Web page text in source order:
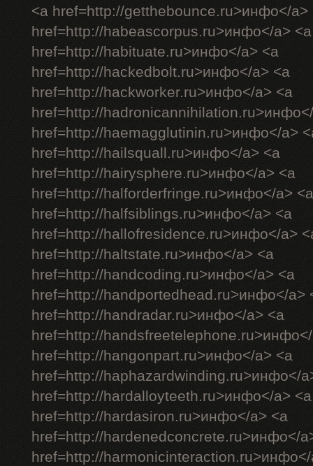
<a href=http://getthebounce.ru>инфо</a>
href=http://habeascorpus.ru>инфо</a> <a
href=http://habituate.ru>инфо</a> <a
href=http://hackedbolt.ru>инфо</a> <a
href=http://hackworker.ru>инфо</a> <a
href=http://
href=http://haemagglutinin.ru>инфо</a>
href=http://hailsquall.ru>инфо</a> <a
href=http://hairysphere.ru>инфо</a> <a
href=http://halforderfringe.ru>инфо</a> <a
href=http://halfsiblings.ru>инфо</a> <a
href=http://hallofresidence.ru>инфо</a>
href=http://haltstate.ru>инфо</a> <a
href=http://handcoding.ru>инфо</a> <a
href=http://handportedhead.ru>инфо</a>
href=http://handradar.ru>инфо</a> <a
href=http://
href=http://hangonpart.ru>инфо</a> <a
href=http://haphazardwinding.ru>инфо</
href=http://hardalloyteeth.ru>инфо</a> <a
href=http://hardasiron.ru>инфо</a> <a
href=http://hardenedconcrete.ru>инфо</
href=http://